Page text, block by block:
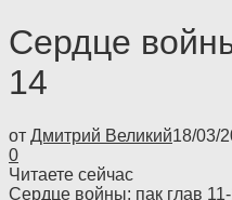
Сердце
14
от Дмитрий Великий18/03/
0
Читаете сейчас
Сердце войны: пак глав